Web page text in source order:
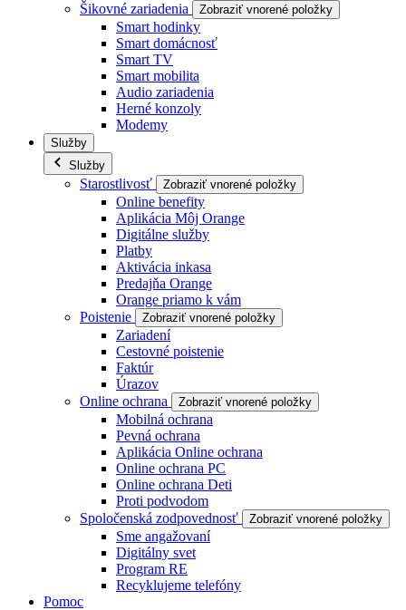
Šikovné zariadenia
Zobraziť vnorené položky
Smart hodinky
Smart domácnosť
Smart TV
Smart mobilita
Audio zariadenia
Herné konzoly
Modemy
Služby
Služby
Starostlivosť Zobraziť vnorené položky
Online benefity
Aplikácia Môj Orange
Digitálne služby
Platby
Aktivácia inkasa
Predajňa Orange
Orange priamo k vám
Poistenie
Zobraziť vnorené položky
Zariadení
Cestovné poistenie
Faktúr
Úrazov
Online ochrana
Zobraziť vnorené položky
Mobilná ochrana
Pevná ochrana
Aplikácia Online ochrana
Online ochrana PC
Online ochrana Deti
Proti podvodom
Spoločenská zodpovednosť
Zobraziť vnorené položky
Sme angažovaní
Digitálny svet
Program RE
Recyklujeme telefóny
Pomoc